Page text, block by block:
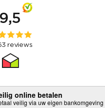
online betalen
veilig via uw eigen bankomgeving